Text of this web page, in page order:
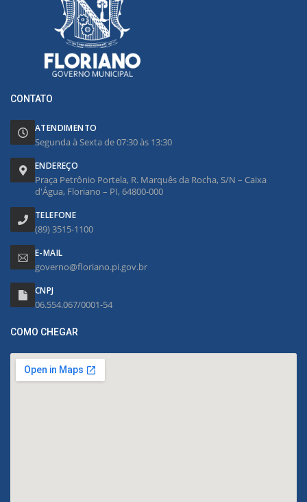
CONTATO
ATENDIMENTO
Segunda à Sexta de 07:30 às 13:30
ENDEREÇO
Praça Petrônio Portela, R. Marquês da Rocha, S/N – Caixa
d'Água, Floriano – PI, 64800-000
TELEFONE
(89) 3515-1100
E-MAIL
governo@floriano.pi.gov.br
CNPJ
06.554.067/0001-54
COMO CHEGAR